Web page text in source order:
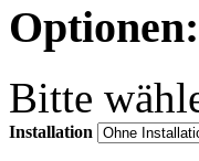
Optionen:
Bitte
Installation